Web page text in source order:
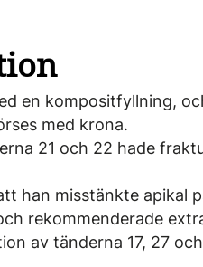
en kompositfyllning,
med krona.
21 och 22 hade
han misstänkte apikal
rekommen­derade
av tänderna 17, 27